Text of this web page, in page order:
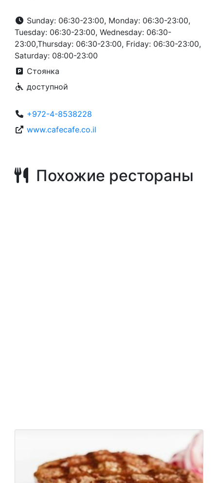
Sunday: 06:30-23:00, Monday: 06:30-23:00,
Tuesday: 06:30-23:00, Wednesday: 06:30-
23:00,Thursday: 06:30-23:00, Friday: 06:30-23:00,
Saturday: 08:00-23:00
Стоянка
доступной
+972-4-8538228
www.cafecafe.co.il
Похожие рестораны